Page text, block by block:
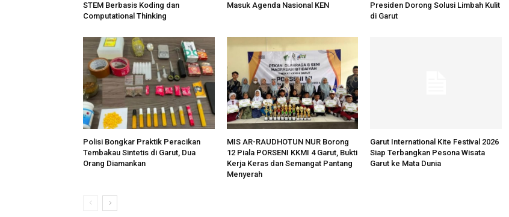
STEM Berbasis Koding dan
Computational Thinking
Masuk Agenda Nasional KEN
Presiden Dorong Solusi Limbah Kulit
di Garut
Polisi Bongkar Praktik Peracikan
Tembakau Sintetis di Garut, Dua
Orang Diamankan
MIS AR-RAUDHOTUN NUR Borong
12 Piala PORSENI KKMI 4 Garut, Bukti
Kerja Keras dan Semangat Pantang
Menyerah
Garut International Kite Festival 2026
Siap Terbangkan Pesona Wisata
Garut ke Mata Dunia